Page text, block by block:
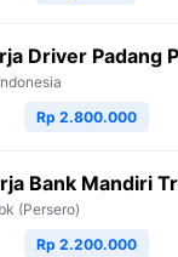
Driver Padang
Rp 2.800.000
Bank Mandiri
(Persero)
Rp 2.200.000